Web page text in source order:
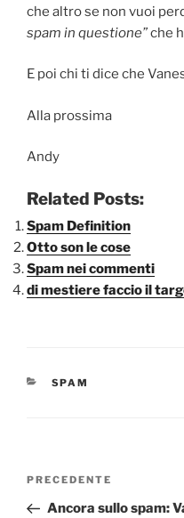
che altro se non vuoi
spam in questione”che
E poi chi ti dice che
Alla prossima
Andy
Related Posts:
Spam Definition
Otto son le cose
Spam nei commenti
di mestiere faccio il
CATEGORIE
SPAM
Navigazione
Articolo
precedente:
PRECEDENTE
Ancora sullo spam: